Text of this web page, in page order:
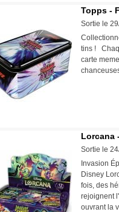
Topps -
Sortie le
tins !
carte
Lorcana
Sortie le
Invasion
Disney
fois, des
rejoignent
ouvrant la